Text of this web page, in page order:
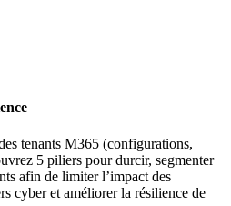
tenants M365 (configurations,
5 piliers pour durcir, segmenter
afin de limiter l’impact des
cyber et améliorer la résilience de